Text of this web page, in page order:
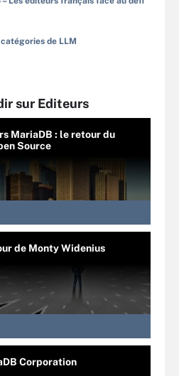
de LLM
sur Editeurs
MariaDB : le retour du
Source
de Monty Widenius
Corporation